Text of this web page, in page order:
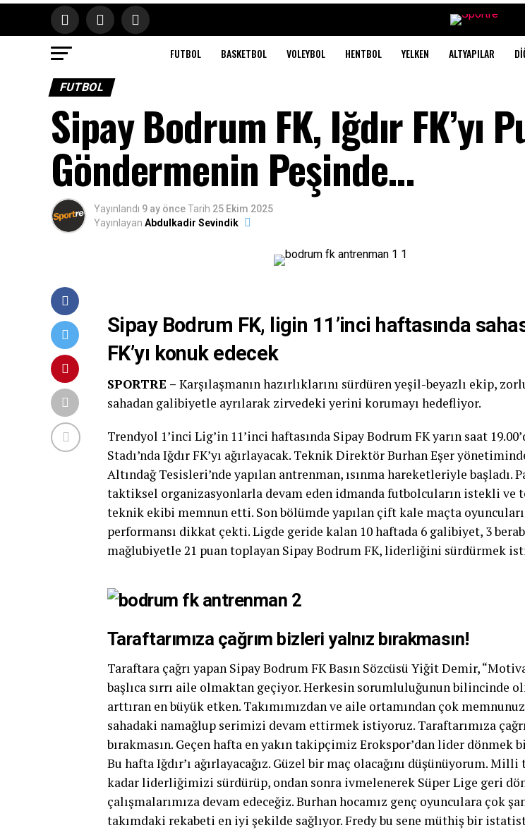
FUTBOL BASKETBOL VOLEYBOL HENTBOL YELKEN ALTYAPILAR
FUTBOL
Sipay Bodrum FK, Iğdır FK’yı
Göndermenin Peşinde…
Yayınlandı 9 ay önceTarih 25 Ekim 2025
Yayınlayan Abdulkadir Sevindik
Sipay Bodrum FK, ligin 11’inci haftasında
FK’yı konuk edecek
SPORTRE – Karşılaşmanın hazırlıklarını sürdüren yeşil-beyazlı ekip,
sahadan galibiyetle ayrılarak zirvedeki yerini korumayı hedefliyor.
Trendyol 1’inci Lig’in 11’inci haftasında Sipay Bodrum FK yarın saat
Stadı’nda Iğdır FK’yı ağırlayacak. Teknik Direktör Burhan Eşer
Altındağ Tesisleri’nde yapılan antrenman, ısınma hareketleriyle başladı.
taktiksel organizasyonlarla devam eden idmanda futbolcuların istekli ve
teknik ekibi memnun etti. Son bölümde yapılan çift kale maçta
performansı dikkat çekti. Ligde geride kalan 10 haftada 6 galibiyet, 3
mağlubiyetle 21 puan toplayan Sipay Bodrum FK, liderliğini sürdürmek
Taraftarımıza çağrım bizleri yalnız bırakmasın!
Taraftara çağrı yapan Sipay Bodrum FK Basın Sözcüsü Yiğit Demir,
başlıca sırrı aile olmaktan geçiyor. Herkesin sorumluluğunun bilincinde
arttıran en büyük etken. Takımımızdan ve aile ortamından çok
sahadaki namağlup serimizi devam ettirmek istiyoruz. Taraftarımıza
bırakmasın. Geçen hafta en yakın takipçimiz Erokspor’dan lider
Bu hafta Iğdır’ı ağırlayacağız. Güzel bir maç olacağını düşünüyorum. Milli
kadar liderliğimizi sürdürüp, ondan sonra ivmelenerek Süper Lige geri
çalışmalarımıza devam edeceğiz. Burhan hocamız genç oyunculara çok
takımdaki rekabeti en iyi şekilde sağlıyor. Fredy bu sene müthiş bir